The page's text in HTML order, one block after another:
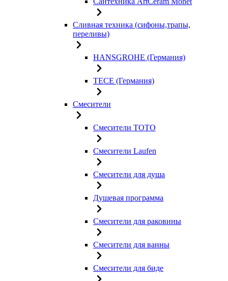
Сливная техника (сифоны,трапы,
переливы)
HANSGROHE (Германия)
TECE (Германия)
Смесители
Смесители TOTO
Смесители Laufen
Смесители для душа
Душевая программа
Смесители для раковины
Смесители для ванны
Смесители для биде